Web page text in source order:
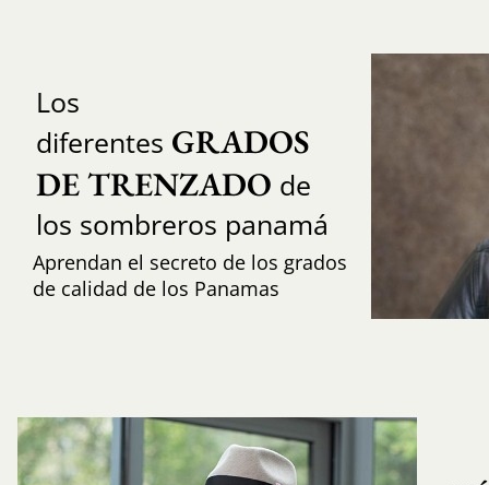
Los
diferentes GRADOS
DE TRENZADO de
los sombreros panamá
Aprendan el secreto de los grados
de calidad de los Panamas